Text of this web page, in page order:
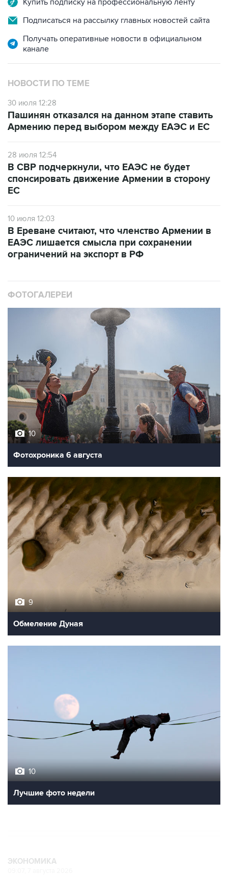
Купить подписку на профессиональную ленту
Подписаться на рассылку главных новостей сайта
Получать оперативные новости в официальном
канале
НОВОСТИ ПО ТЕМЕ
30 июля 12:28
Пашинян отказался на данном этапе ставить
Армению перед выбором между ЕАЭС и ЕС
28 июля 12:54
В СВР подчеркнули, что ЕАЭС не будет
спонсировать движение Армении в сторону
ЕС
10 июля 12:03
В Ереване считают, что членство Армении в
ЕАЭС лишается смысла при сохранении
ограничений на экспорт в РФ
ФОТОГАЛЕРЕИ
10
Фотохроника 6 августа
9
Обмеление Дуная
10
Лучшие фото недели
ЭКОНОМИКА